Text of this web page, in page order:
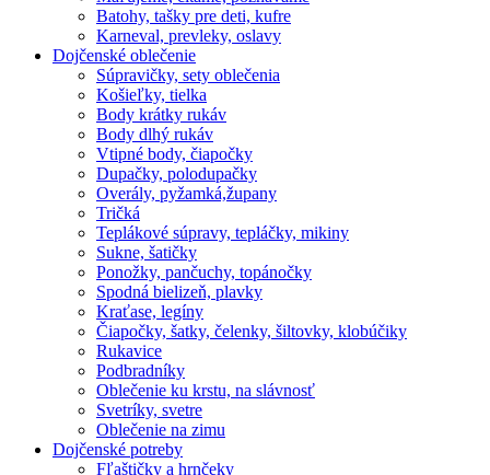
Batohy, tašky pre deti, kufre
Karneval, prevleky, oslavy
Dojčenské oblečenie
Súpravičky, sety oblečenia
Košieľky, tielka
Body krátky rukáv
Body dlhý rukáv
Vtipné body, čiapočky
Dupačky, polodupačky
Overály, pyžamká,župany
Tričká
Teplákové súpravy, tepláčky, mikiny
Sukne, šatičky
Ponožky, pančuchy, topánočky
Spodná bielizeň, plavky
Kraťase, legíny
Čiapočky, šatky, čelenky, šiltovky, klobúčiky
Rukavice
Podbradníky
Oblečenie ku krstu, na slávnosť
Svetríky, svetre
Oblečenie na zimu
Dojčenské potreby
Fľaštičky a hrnčeky